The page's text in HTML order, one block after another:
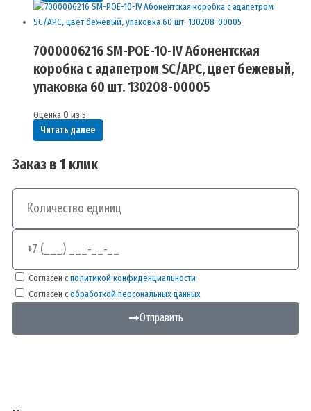
7000006216 SM-POE-10-IV Абонентская
коробка с адапетром SC/APC, цвет бежевый,
упаковка 60 шт. 130208-00005
Оценка 0 из 5
Читать далее
Заказ в 1 клик
Количество
Телефон
Согласен сполитикой конфиденциальности
Согласен собработкой персональных данных
Отправить